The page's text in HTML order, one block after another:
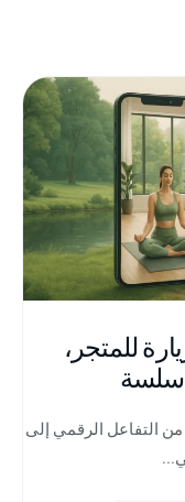
من ريتوالز، ٣٣٤٥ زيارة للمتجر،
سلسة
التفاعل الرقمي إلى